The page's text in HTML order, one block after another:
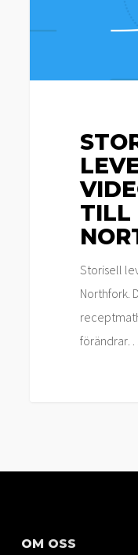
TILL
Storisell
Northfork.
förändrar…
OM OSS